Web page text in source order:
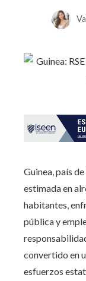
Guinea, país
estimada en
habitantes,
pública y
convertido en
esfuerzos